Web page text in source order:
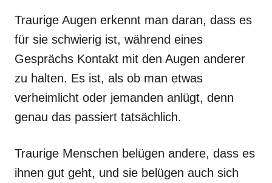
Traurige Augen erkennt man daran, dass es
für sie schwierig ist, während eines
Gesprächs Kontakt mit den Augen anderer
zu halten. Es ist, als ob man etwas
verheimlicht oder jemanden anlügt, denn
genau das passiert tatsächlich.
Traurige Menschen belügen andere, dass es
ihnen gut geht, und sie belügen auch sich